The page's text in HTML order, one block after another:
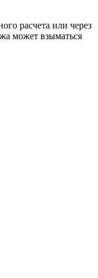
расчета или через
может взыматься